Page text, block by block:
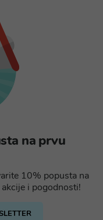
na prvu
10% popusta na
i pogodnosti!